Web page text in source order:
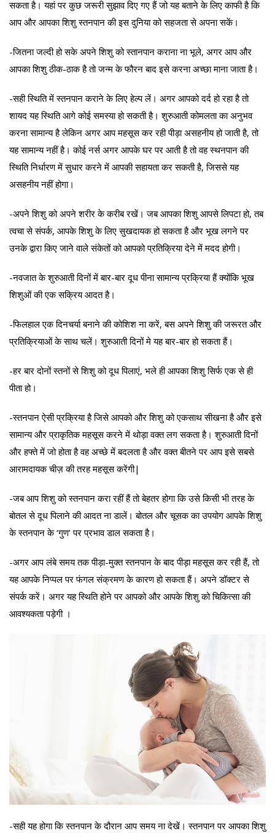
सकता है। यहां पर कुछ जरूरी सुझाव दिए गए हैं जो यह बताने के लिए काफी है कि
आप और आपका शिशु स्तनपान की इस दुनिया को सहजता से अपना सकें।
-जितना जल्दी हो सके अपने शिशु को स्तानपान कराना ना भूले, अगर आप और
आपका शिशु ठीक-ठाक है तो जन्म के फौरन बाद इसे करना अच्छा माना जाता है।
-सही स्थिति में स्तनपान कराने के लिए हेल्प लें। अगर आपको दर्द हो रहा है तो
शायद यह स्थिति आगे कोई समस्या हो सकती है। शुरुआती कोमलता का अनुभव
करना सामान्य है लेकिन अगर आप महसूस कर रही पीड़ा असहनीय हो जाती है, तो
यह सामान्य नहीं है। कोई नर्स अगर आपके घर पर आती है तो वह स्थनपान की
स्थिति निर्धारण में सुधार करने में आपकी सहायता कर सकती है, जिससे यह
असहनीय नहीं होगा।
-अपने शिशु को अपने शरीर के करीब रखें। जब आपका शिशु आपसे लिपटा हो, तब
त्वचा से संपर्क, आपके शिशु के लिए सुखदायक हो सकता है और भूख लगने पर
उनके द्वारा किए जाने वाले संकेतों को आपको प्रतिक्रिया देने में मदद होगी।
-नवजात के शुरुआती दिनों में बार-बार दूध पीना सामान्य प्रक्रिया हैं क्योंकि भूख
शिशुओं की एक सक्रिय आदत है।
-फिलहाल एक दिनचर्या बनाने की कोशिश ना करें, बस अपने शिशु की जरूरत और
प्रतिक्रियाओं के साथ चलें। शुरुआती दिनों मे यह बार-बार हो सकता हैं।
-हर बार दोनों स्तनों से शिशु को दूध पिलाएं, भले ही आपका शिशु सिर्फ एक से ही
पीता हो।
-स्तनपान ऐसी प्रक्रिया है जिसे आपको और शिशु को एकसाथ सीखना है और इसे
सामान्य और प्राकृतिक महसूस करने में थोड़ा वक्त लग सकता है। शुरुआती दिनों
और हफ्ते में जो होता है वह अच्छे में बदलता है और वक्त बीतने पर आप इसे सबसे
आरामदायक चीज़ की तरह महसूस करेंगी|
-जब आप शिशु को स्तनपान करा रहीं हैं तो बेहतर होगा कि उसे किसी भी तरह के
बोतल से दूध पिलाने की आदत ना डालें। बोतल और चूसक का उपयोग आपके शिशु
के स्तनपान के ‘गुण’ पर प्रभाव डाल सकता है।
-अगर आप लंबे समय तक पीड़ा-मुक्त स्तनपान के बाद पीड़ा महसूस कर रही हैं, तो
यह आपके निप्पल पर फंगल संक्रमण के कारण हो सकता हैं। अपने डॉक्टर से
संपर्क करें। अगर यह स्थिति होने पर आपको और आपके शिशु को चिकित्सा की
आवश्यकता पड़ेगी ।
-सही यह होगा कि स्तनपान के दौरान आप समय ना देखें। स्तनपान पर आपका शिशु